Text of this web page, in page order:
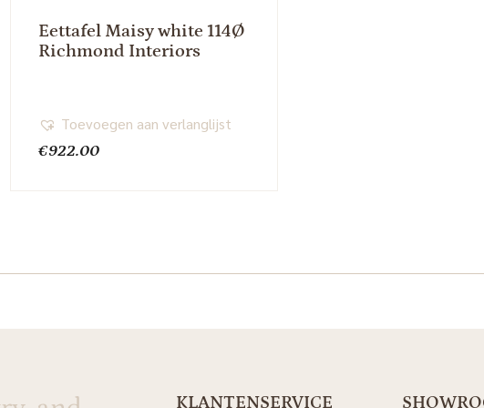
Eettafel Maisy white 114Ø
Richmond Interiors
€922.00
Toevoegen aan verlanglijst
KLANTENSERVICE